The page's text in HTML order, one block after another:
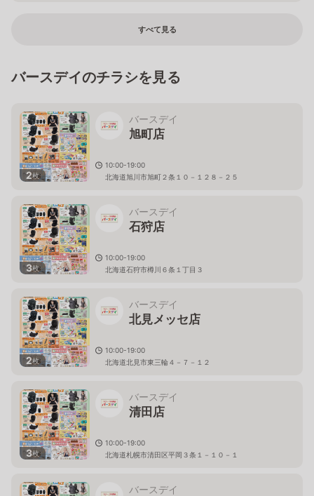
すべて見る
バースデイのチラシを見る
2枚
バースデイ
旭町店
10:00-19:00
北海道旭川市旭町２条１０－１２８－２５
3枚
バースデイ
石狩店
10:00-19:00
北海道石狩市樽川６条１丁目３
2枚
バースデイ
北見メッセ店
10:00-19:00
北海道北見市東三輪４－７－１２
3枚
バースデイ
清田店
10:00-19:00
北海道札幌市清田区平岡３条１－１０－１
バースデイ